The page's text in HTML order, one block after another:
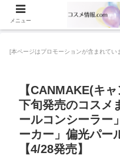
[本ページはプロモーションが含まれてい
【CANMAKE(キ
下旬発売のコスメ
ールコンシーラー
ーカー」偏光パー
【4/28発売】
メニュー